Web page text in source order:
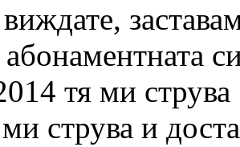
тя ми
струва и